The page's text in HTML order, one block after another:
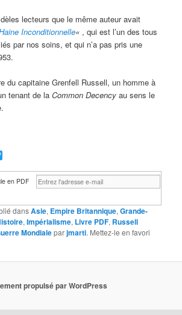
lecteurs que le même auteur avait
Inconditionnelle« , qui est l’un des tous
par nos soins, et qui n’a pas pris une
du capitaine Grenfell Russell, un homme à
tenant de laCommon Decency au sens le
en PDF
dansAsie, Empire Britannique,Grande-
,Impérialisme, Livre PDF, Russell
Mondialeparjmarti. Mettez-le en favori
propulsé par WordPress